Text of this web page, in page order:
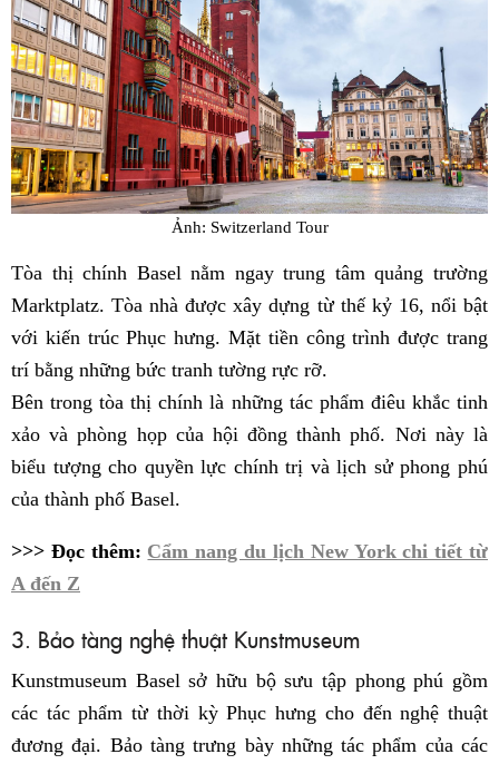
Ảnh: Switzerland Tour
Tòa thị chính Basel nằm ngay trung tâm quảng trường
Marktplatz. Tòa nhà được xây dựng từ thế kỷ 16, nổi bật
với kiến trúc Phục hưng. Mặt tiền công trình được trang
trí bằng những bức tranh tường rực rỡ.
Bên trong tòa thị chính là những tác phẩm điêu khắc tinh
xảo và phòng họp của hội đồng thành phố. Nơi này là
biểu tượng cho quyền lực chính trị và lịch sử phong phú
của thành phố Basel.
>>> Đọc thêm: Cẩm nang du lịch New York chi tiết từ
A đến Z
3. Bảo tàng nghệ thuật Kunstmuseum
Kunstmuseum Basel sở hữu bộ sưu tập phong phú gồm
các tác phẩm từ thời kỳ Phục hưng cho đến nghệ thuật
đương đại. Bảo tàng trưng bày những tác phẩm của các